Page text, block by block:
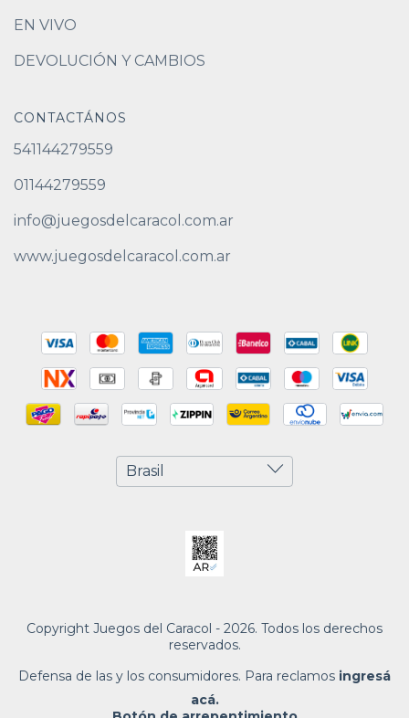
EN VIVO
DEVOLUCIÓN Y CAMBIOS
CONTACTÁNOS
541144279559
01144279559
info@juegosdelcaracol.com.ar
www.juegosdelcaracol.com.ar
Copyright Juegos del Caracol - 2026. Todos los derechos
reservados.
Defensa de las y los consumidores. Para reclamos ingresá
acá.